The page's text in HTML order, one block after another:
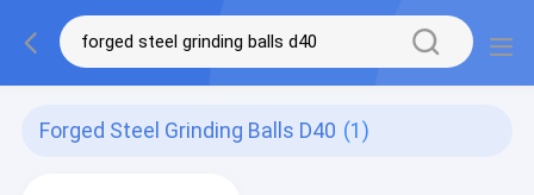
Forged Steel Grinding Balls D40 (1)